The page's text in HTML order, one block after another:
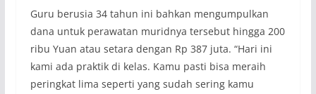
Guru berusia 34 tahun ini bahkan mengumpulkan
dana untuk perawatan muridnya tersebut hingga 200
ribu Yuan atau setara dengan Rp 387 juta. “Hari ini
kami ada praktik di kelas. Kamu pasti bisa meraih
peringkat lima seperti yang sudah sering kamu